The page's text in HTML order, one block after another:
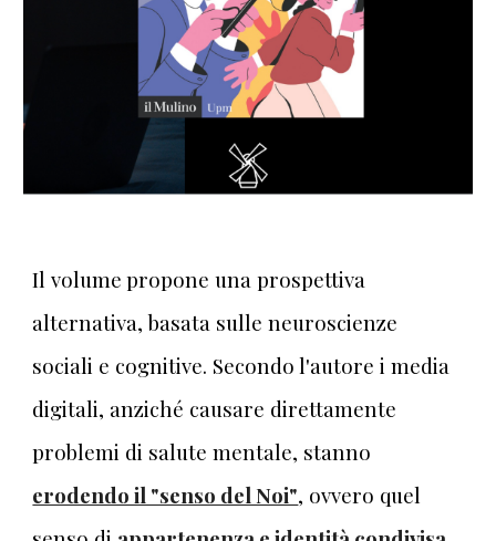
Il volume propone una prospettiva
alternativa, basata sulle neuroscienze
sociali e cognitive. Secondo l'autore i media
digitali, anziché causare direttamente
problemi di salute mentale, stanno
erodendo il "senso del Noi", ovvero quel